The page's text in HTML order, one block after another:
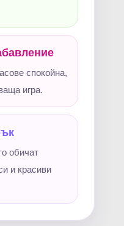
спокойна,
игра.
обичат
и красиви